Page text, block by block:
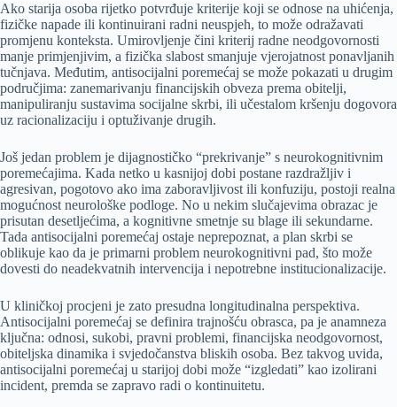
Ako starija osoba rijetko potvrđuje kriterije koji se odnose na uhićenja,
fizičke napade ili kontinuirani radni neuspjeh, to može odražavati
promjenu konteksta. Umirovljenje čini kriterij radne neodgovornosti
manje primjenjivim, a fizička slabost smanjuje vjerojatnost ponavljanih
tučnjava. Međutim, antisocijalni poremećaj se može pokazati u drugim
područjima: zanemarivanju financijskih obveza prema obitelji,
manipuliranju sustavima socijalne skrbi, ili učestalom kršenju dogovora
uz racionalizaciju i optuživanje drugih.
Još jedan problem je dijagnostičko “prekrivanje” s neurokognitivnim
poremećajima. Kada netko u kasnijoj dobi postane razdražljiv i
agresivan, pogotovo ako ima zaboravljivost ili konfuziju, postoji realna
mogućnost neurološke podloge. No u nekim slučajevima obrazac je
prisutan desetljećima, a kognitivne smetnje su blage ili sekundarne.
Tada antisocijalni poremećaj ostaje neprepoznat, a plan skrbi se
oblikuje kao da je primarni problem neurokognitivni pad, što može
dovesti do neadekvatnih intervencija i nepotrebne institucionalizacije.
U kliničkoj procjeni je zato presudna longitudinalna perspektiva.
Antisocijalni poremećaj se definira trajnošću obrasca, pa je anamneza
ključna: odnosi, sukobi, pravni problemi, financijska neodgovornost,
obiteljska dinamika i svjedočanstva bliskih osoba. Bez takvog uvida,
antisocijalni poremećaj u starijoj dobi može “izgledati” kao izolirani
incident, premda se zapravo radi o kontinuitetu.